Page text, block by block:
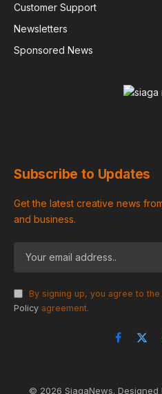
Customer Support
Newsletters
Sponsored News
Subscribe to Updates
Get the latest creative news
and business.
By signing up, you agree to
Policy agreement.
X
© 2026 SiagaNews. Designed